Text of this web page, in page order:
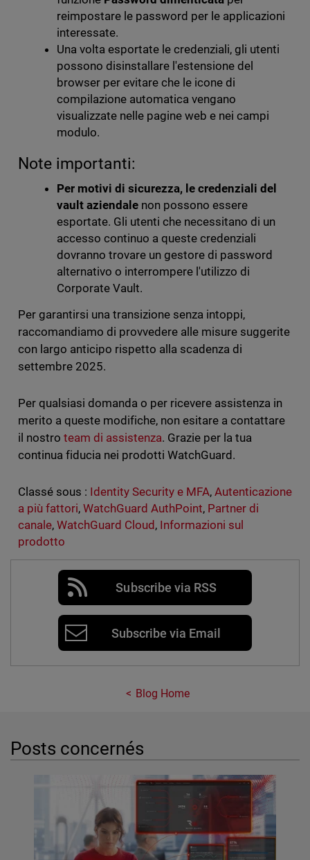
reimpostare le password per le applicazioni
interessate.
Una volta esportate le credenziali, gli utenti
possono disinstallare l'estensione del
browser per evitare che le icone di
compilazione automatica vengano
visualizzate nelle pagine web e nei campi
modulo.
Note importanti:
Per motivi di sicurezza, le credenziali del
vault aziendalenon possono essere
esportate. Gli utenti che necessitano di un
accesso continuo a queste credenziali
dovranno trovare un gestore di password
alternativo o interrompere l'utilizzo di
Corporate Vault.
Per garantirsi una transizione senza intoppi,
raccomandiamo di provvedere alle misure suggerite
con largo anticipo rispetto alla scadenza di
settembre 2025.
Per qualsiasi domanda o per ricevere assistenza in
merito a queste modifiche, non esitare a contattare
il nostro team di assistenza. Grazie per la tua
continua fiducia nei prodotti WatchGuard.
Classé sous : Identity Security e MFA,Autenticazione
a più fattori, WatchGuard AuthPoint, Partner di
canale, WatchGuard Cloud, Informazioni sul
prodotto
Subscribe via RSS
Subscribe via Email
Blog Home
Posts concernés